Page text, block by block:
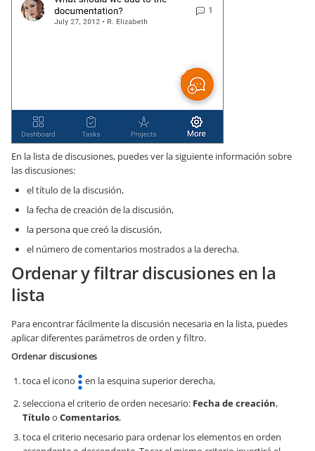
En la lista de discusiones, puedes ver la siguiente información sobre
las discusiones:
el título de la discusión,
la fecha de creación de la discusión,
la persona que creó la discusión,
el número de comentarios mostrados a la derecha.
Ordenar y filtrar discusiones en la
lista
Para encontrar fácilmente la discusión necesaria en la lista, puedes
aplicar diferentes parámetros de orden y filtro.
Ordenar discusiones
toca el icono
en la esquina superior derecha,
selecciona el criterio de orden necesario: Fecha de creación,
Títuloo Comentarios,
toca el criterio necesario para ordenar los elementos en orden